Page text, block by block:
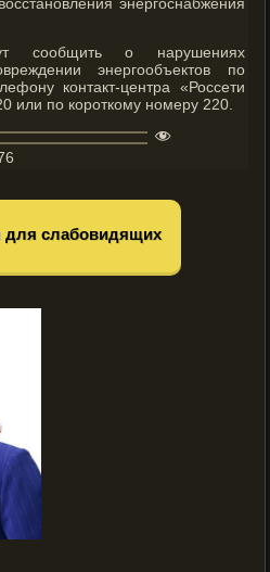
энергоснабжения
сообщить о нарушениях
энергообъектов по
контакт-центра «Россети
или по короткому номеру 220.
для слабовидящих